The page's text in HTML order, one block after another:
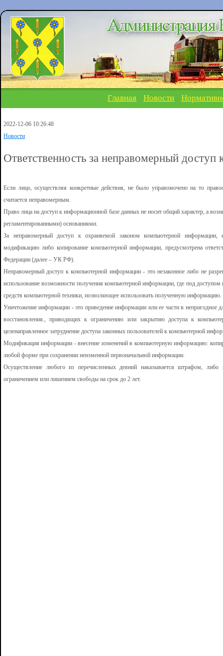
Главная Новости
2022-12-06 10:26:48
Новости
Ответственность за неправомерный
Если лицо, осуществляя конкретные действия, не было управомочено на то
считается неправомерным.
Право лица на доступ к информационной базе данных не носит общий характер, а
регламентированными) основаниями.
За неправомерный доступ к охраняемой законом компьютерной информации,
модификацию либо копирование компьютерной информации, предусмотрена
Федерации (далее – УК РФ).
Неправомерный доступ к компьютерной информации - это незаконное либо не
использование возможности получения компьютерной информации, где под доступом
средств компьютерной техники, позволяющее использовать полученную информацию.
Уничтожение информации - это приведение информации или ее части в непригодное
восстановления., приводящих к ограничению или закрытию доступа к
целенаправленное затруднение доступа законных пользователей к компьютерной
Модификация информации - внесение изменений в компьютерную информацию:
любой форме при сохранении неизменной первоначальной информации.
Осуществление любого из перечисленных деяний наказывается штрафом,
ограничением или лишением свободы на срок до 2 лет.